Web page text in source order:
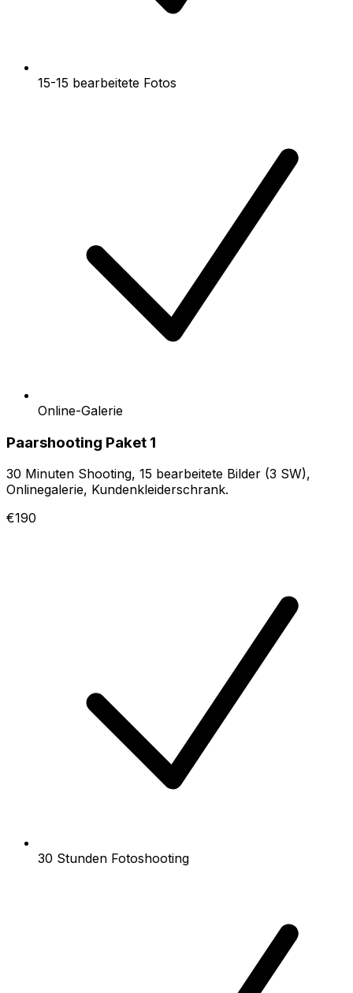
15-15 bearbeitete Fotos
Online-Galerie
Paarshooting Paket 1
30 Minuten Shooting, 15 bearbeitete Bilder (3 SW),
Onlinegalerie, Kundenkleiderschrank.
€190
30 Stunden Fotoshooting